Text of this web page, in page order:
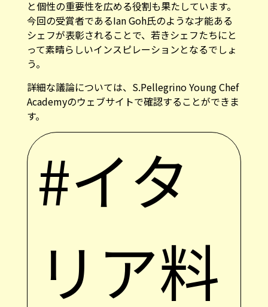
と個性の重要性を広める役割も果たしています。
今回の受賞者であるIan Goh氏のような才能ある
シェフが表彰されることで、若きシェフたちにと
って素晴らしいインスピレーションとなるでしょ
う。
詳細な議論については、 S.Pellegrino Young Chef
Academyのウェブサイトで確認することができま
す。
#イタ
リア料